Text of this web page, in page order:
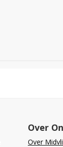
Over
Over